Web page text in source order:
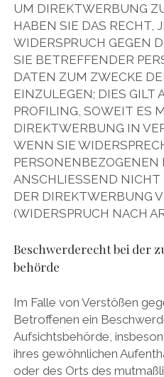
UM DIREKTWERBUNG
HABEN SIE DAS RECHT,
WIDERSPRUCH GEGEN
SIE BETREFFENDER
DATEN ZUM ZWECKE
EINZULEGEN; DIES GILT
PROFILING, SOWEIT ES
DIREKTWERBUNG IN
WENN SIE
PERSONENBEZOGENEN
ANSCHLIESSEND
DER DIREKTWERBUNG
(WIDERSPRUCH NACH
Beschwerde­recht bei der
behörde
Im Falle von Verstößen
Betroffenen ein
Aufsichtsbehörde,
ihres gewöhnlichen
oder des Orts des